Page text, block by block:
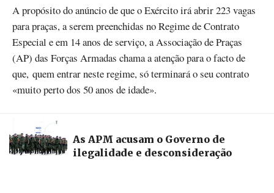
A propósito do anúncio de que o Exército irá abrir 223 vagas
para praças, a serem preenchidas no Regime de Contrato
Especial e em 14 anos de serviço, a Associação de Praças
(AP) das Forças Armadas chama a atenção para o facto de
que, quem entrar neste regime, só terminará o seu contrato
«muito perto dos 50 anos de idade».
As APM acusam o Governo de
ilegalidade e desconsideração